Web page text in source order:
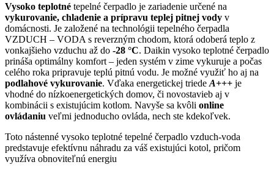
Vysoko teplotné tepelné čerpadlo je zariadenie určené na
vykurovanie, chladenie a prípravu teplej pitnej vody v
domácnosti. Je založené na technológii tepelného čerpadla
VZDUCH – VODA s reverzným chodom, ktorá odoberá teplo z
vonkajšieho vzduchu až do -28 °C. Daikin vysoko teplotné čerpadlo
prináša optimálny komfort – jeden systém v zime vykuruje a počas
celého roka pripravuje teplú pitnú vodu. Je možné využiť ho aj na
podlahové vykurovanie. Vďaka energetickej triede A+++ je
vhodné do nízkoenergetických domov, či novostavieb aj v
kombinácii s existujúcim kotlom. Navyše sa kvôli online
ovládaniu veľmi jednoducho ovláda, nech ste kdekoľvek.
Toto nástenné vysoko teplotné tepelné čerpadlo vzduch-voda
predstavuje efektívnu náhradu za váš existujúci kotol, pričom
využíva obnoviteľnú energiu